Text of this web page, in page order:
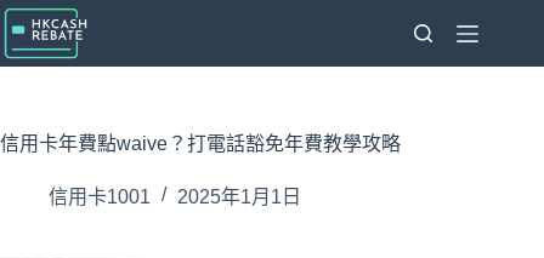
跳
至
主
內
信用卡年費點waive？打電話豁免年費教學攻略
信用卡1001 2025年1月1日